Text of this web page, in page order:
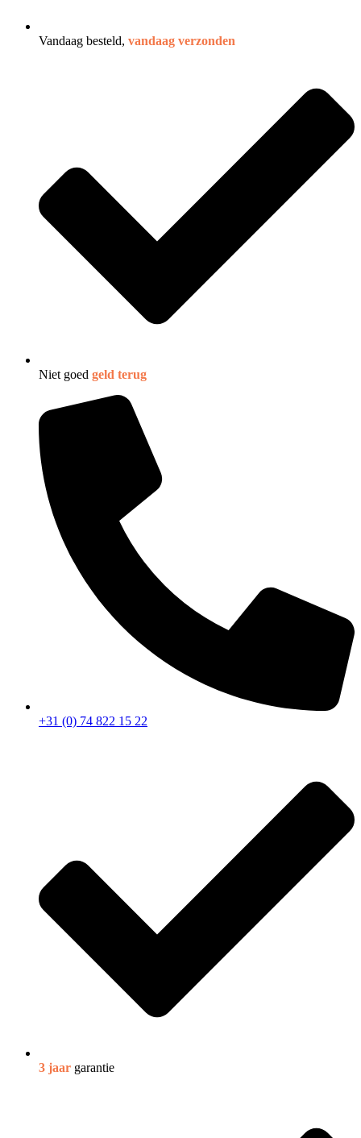
Vandaag besteld, vandaag verzonden
Niet goed geld terug
+31 (0) 74 822 15 22
3 jaar garantie